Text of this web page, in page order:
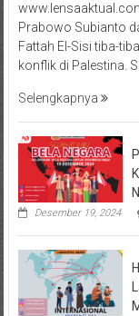
Prabowo Subianto
Fattah El-Sisi tiba-
konflik di Palestina.
Selengkapnya
Desember 19, 2024